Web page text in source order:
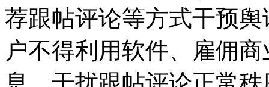
荐跟帖评论等方式干预
户不得利用软件、雇佣